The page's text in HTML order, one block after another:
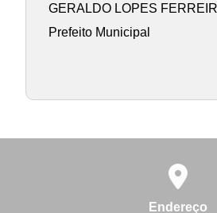
GERALDO LOPES
Prefeito Municipal
Endereço